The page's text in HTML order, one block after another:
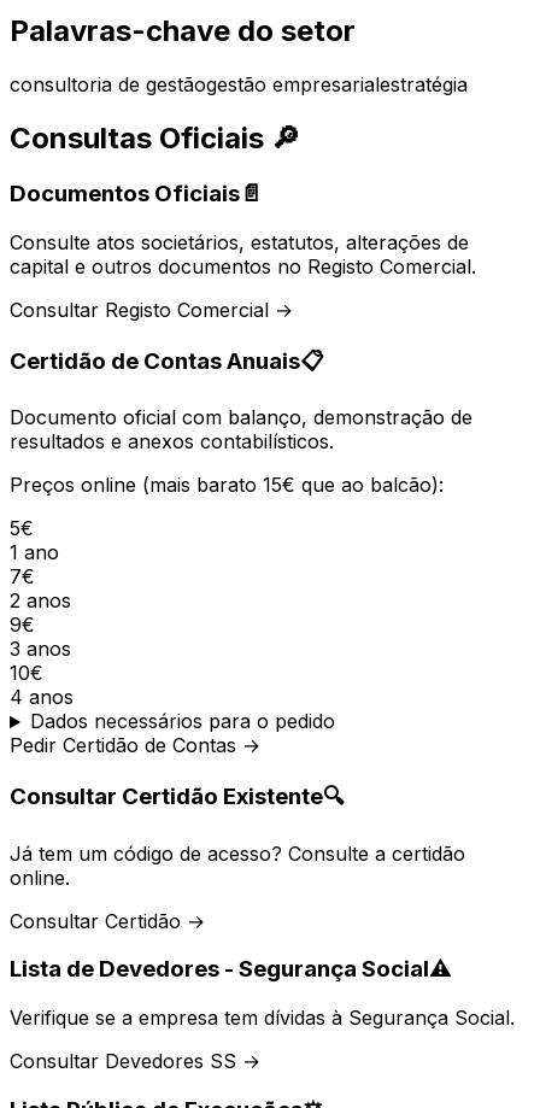
Palavras-chave do setor
consultoria de gestãogestão empresarialestratégia
Consultas Oficiais 🔎
Documentos Oficiais📄
Consulte atos societários, estatutos, alterações de
capital e outros documentos no Registo Comercial.
Consultar Registo Comercial →
Certidão de Contas Anuais📋
Documento oficial com balanço, demonstração de
resultados e anexos contabilísticos.
Preços online (mais barato 15€ que ao balcão):
5€
1 ano
7€
2 anos
9€
3 anos
10€
4 anos
Dados necessários para o pedido
Pedir Certidão de Contas →
Consultar Certidão Existente🔍
Já tem um código de acesso? Consulte a certidão
online.
Consultar Certidão →
Lista de Devedores - Segurança Social⚠️
Verifique se a empresa tem dívidas à Segurança Social.
Consultar Devedores SS →